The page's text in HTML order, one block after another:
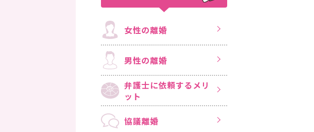
女性の離婚
男性の離婚
弁護士に依頼するメリ
ット
協議離婚